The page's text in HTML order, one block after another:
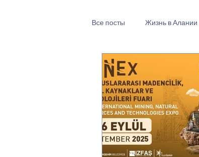
Все посты Жизнь в
Турецкий текстиль
Есть мнение 3Д